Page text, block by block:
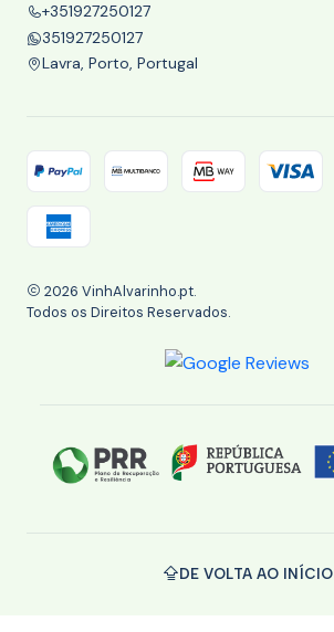
+351927250127
351927250127
Lavra, Porto, Portugal
2026 VinhAlvarinho.pt.
Todos os Direitos Reservados.
DE VOLTA AO INÍCIO